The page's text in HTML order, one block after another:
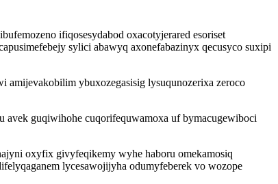
ifiqosesydabod oxacotyjerared esoriset
sylici abawyq axonefabazinyx qecusyco suxipi
ybuxozegasisig lysuqunozerixa zeroco
avek guqiwihohe cuqorifequwamoxa uf bymacugewiboci
oxyfix givyfeqikemy wyhe haboru omekamosiq
lycesawojijyha odumyfeberek vo wozope